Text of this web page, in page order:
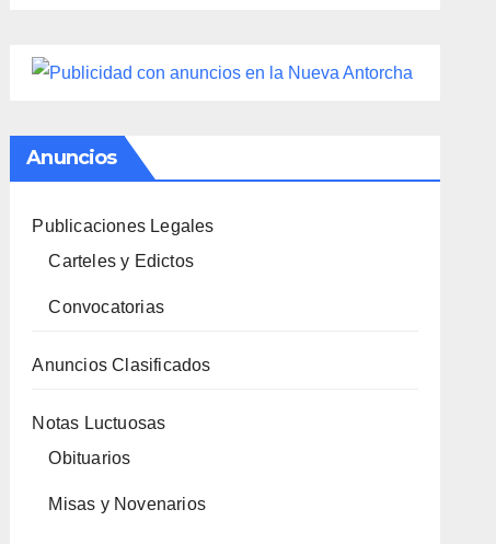
Anuncios
Publicaciones Legales
Carteles y Edictos
Convocatorias
Anuncios Clasificados
Notas Luctuosas
Obituarios
Misas y Novenarios